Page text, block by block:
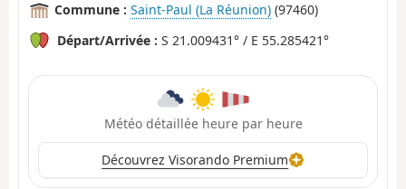
Commune : Saint-Paul (La Réunion) (97460)
Départ/Arrivée : S 21.009431° / E 55.285421°
Météo détaillée heure par heure
Découvrez Visorando Premium